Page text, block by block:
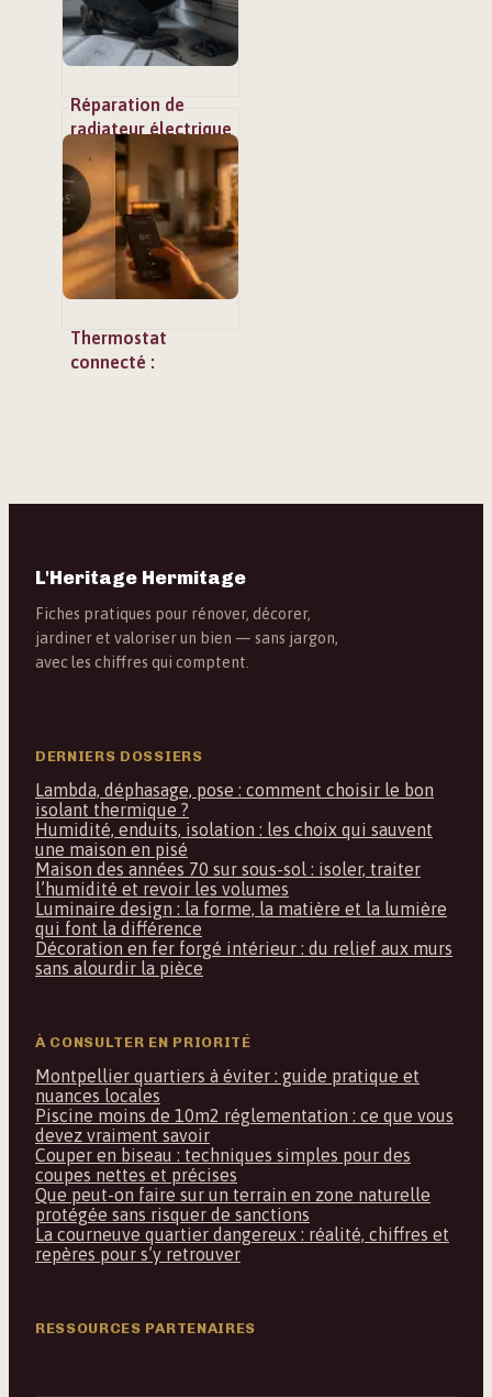
Réparation de
radiateur électrique
: diagnostic, pannes
courantes et
solutions
Thermostat
connecté :
L'Heritage Hermitage
Fiches pratiques pour rénover, décorer,
jardiner et valoriser un bien — sans jargon,
avec les chiffres qui comptent.
DERNIERS DOSSIERS
Lambda, déphasage, pose : comment choisir le bon
isolant thermique ?
Humidité, enduits, isolation : les choix qui sauvent
une maison en pisé
Maison des années 70 sur sous-sol : isoler, traiter
l’humidité et revoir les volumes
Luminaire design : la forme, la matière et la lumière
qui font la différence
Décoration en fer forgé intérieur : du relief aux murs
sans alourdir la pièce
À CONSULTER EN PRIORITÉ
Montpellier quartiers à éviter : guide pratique et
nuances locales
Piscine moins de 10m2 réglementation : ce que vous
devez vraiment savoir
Couper en biseau : techniques simples pour des
coupes nettes et précises
Que peut-on faire sur un terrain en zone naturelle
protégée sans risquer de sanctions
La courneuve quartier dangereux : réalité, chiffres et
repères pour s’y retrouver
RESSOURCES PARTENAIRES